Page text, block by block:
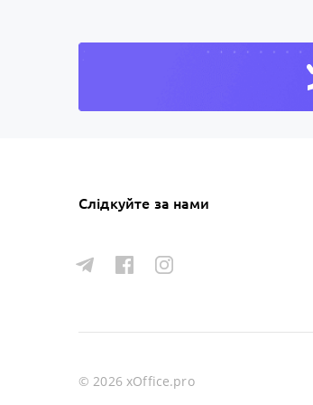
Слідкуйте за нами
© 2026 xOffice.pro